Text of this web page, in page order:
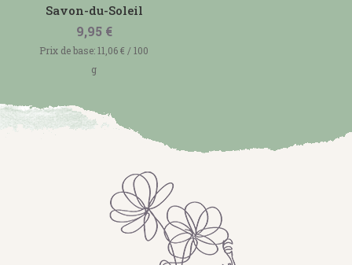
5.00
sur 5
Savon-du-Soleil
9,95 €
Prix de base:11,06€ /100
g